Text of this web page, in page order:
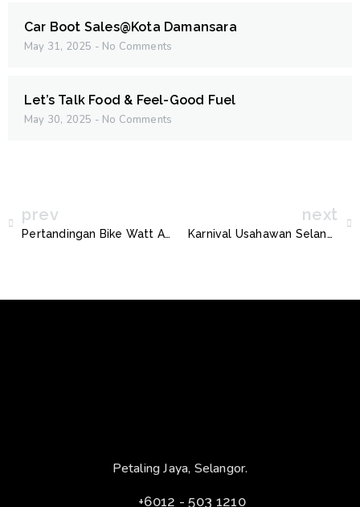
Car Boot Sales@Kota Damansara
May 31, 2025 No Comments
Let’s Talk Food & Feel-Good Fuel
May 30, 2025 No Comments
prev
Pertandingan Bike Watt Amazing Race
next
Karnival Usahawan Selangor 2022
Petaling Jaya, Selangor.
+6012 - 503 1210